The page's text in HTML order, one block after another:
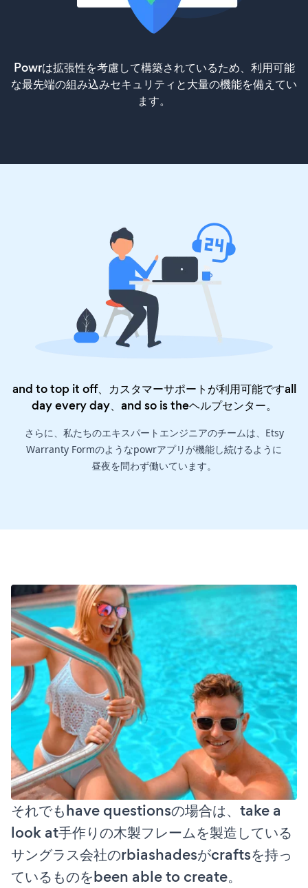
Powrは拡張性を考慮して構築されているため、利用可能
な最先端の組み込みセキュリティと大量の機能を備えてい
ます。
and to top it off、カスタマーサポートが利用可能ですall
day every day、and so is theヘルプセンター。
さらに、私たちのエキスパートエンジニアのチームは、Etsy
Warranty Formのようなpowrアプリが機能し続けるように
昼夜を問わず働いています。
それでもhave questionsの場合は、take a
look at手作りの木製フレームを製造している
サングラス会社のrbiashadesがcraftsを持っ
ているものをbeen able to create。